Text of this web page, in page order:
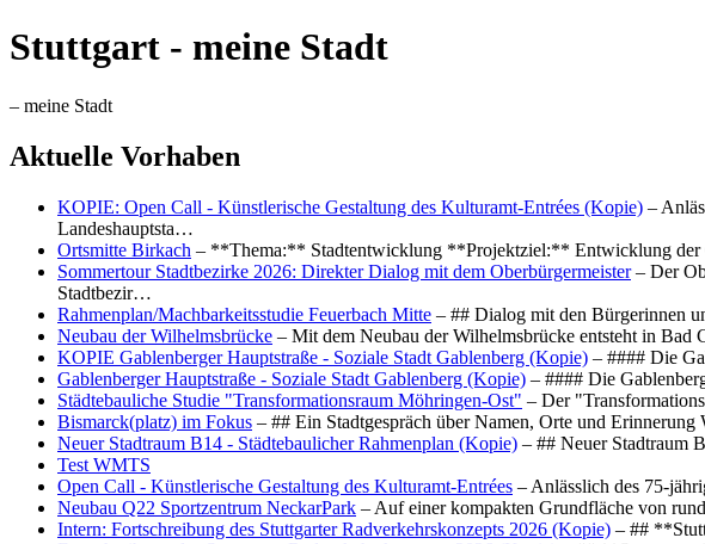
Stuttgart - meine Stadt
– meine Stadt
Aktuelle Vorhaben
KOPIE: Open Call - Künstlerische Gestaltung des Kulturamt-Entrées (Kopie) –
Landeshauptsta…
Ortsmitte Birkach – **Thema:** Stadtentwicklung **Projektziel:** Entwicklung
Sommertour Stadtbezirke 2026: Direkter Dialog mit dem Oberbürgermeister– Der
Stadtbezir…
Rahmenplan/Machbarkeitsstudie Feuerbach Mitte – ## Dialog mit den Bürgerinnen
Neubau der Wilhelmsbrücke – Mit dem Neubau der Wilhelmsbrücke entsteht in
KOPIE Gablenberger Hauptstraße - Soziale Stadt Gablenberg (Kopie) – #### Die
Gablenberger Hauptstraße - Soziale Stadt Gablenberg (Kopie) – #### Die
Städtebauliche Studie "Transformationsraum Möhringen-Ost" – Der
Bismarck(platz) im Fokus – ## Ein Stadtgespräch über Namen, Orte und
Neuer Stadtraum B14 - Städtebaulicher Rahmenplan (Kopie) – ## Neuer Stadtraum
Test WMTS
Open Call - Künstlerische Gestaltung des Kulturamt-Entrées – Anlässlich des 75-
Neubau Q22 Sportzentrum NeckarPark – Auf einer kompakten Grundfläche von
Intern: Fortschreibung des Stuttgarter Radverkehrskonzepts 2026 (Kopie) – ##